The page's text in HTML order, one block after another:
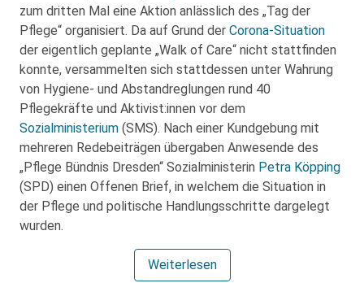
zum dritten Mal eine Aktion anlässlich des „Tag der
Pflege“ organisiert. Da auf Grund der Corona-Situation
der eigentlich geplante „Walk of Care“ nicht stattfinden
konnte, versammelten sich stattdessen unter Wahrung
von Hygiene- und Abstandreglungen rund 40
Pflegekräfte und Aktivist:innen vor dem
Sozialministerium (SMS). Nach einer Kundgebung mit
mehreren Redebeiträgen übergaben Anwesende des
„Pflege Bündnis Dresden“ Sozialministerin Petra Köpping
(SPD) einen Offenen Brief, in welchem die Situation in
der Pflege und politische Handlungsschritte dargelegt
wurden.
Weiterlesen